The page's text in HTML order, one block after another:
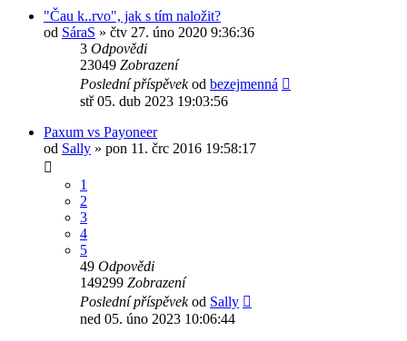
"Čau k..rvo", jak s tím naložit?
od SáraS » čtv 27. úno 2020 9:36:36
3 Odpovědi
23049 Zobrazení
Poslední příspěvekod bezejmenná
stř 05. dub 2023 19:03:56
Paxum vs Payoneer
od Sally » pon 11. črc 2016 19:58:17
1
2
3
4
5
49 Odpovědi
149299 Zobrazení
Poslední příspěvekod Sally
ned 05. úno 2023 10:06:44